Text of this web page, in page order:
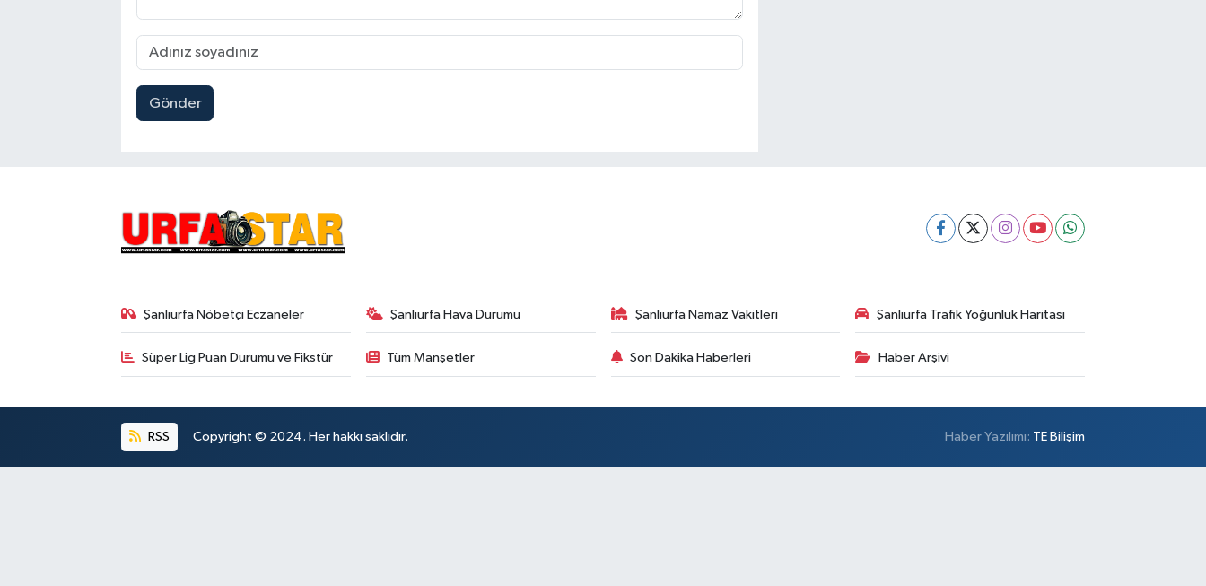
Gönder
Şanlıurfa Nöbetçi Eczaneler Şanlıurfa Hava Durumu Şanlıurfa Namaz Vakitleri Şanlıurfa Trafik Yoğunluk Haritası
Süper Lig Puan Durumu ve Fikstür Tüm Manşetler Son Dakika Haberleri Haber Arşivi
RSS Copyright © 2024. Her hakkı saklıdır. Haber Yazılımı: TE Bilişim